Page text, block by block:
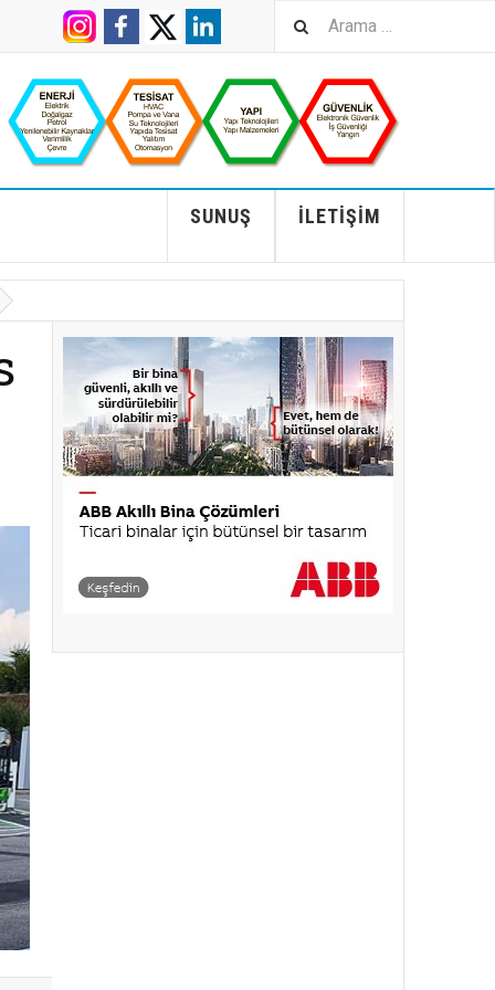
İLETIŞIM
SUNUŞ